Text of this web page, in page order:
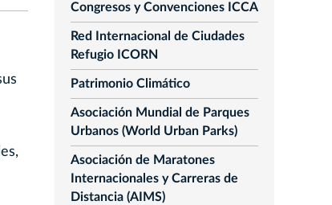
Congresos y Convenciones ICCA
Red Internacional de Ciudades
Refugio ICORN
Patrimonio Climático
Asociación Mundial de Parques
Urbanos (World Urban Parks)
Asociación de Maratones
Internacionales y Carreras de
Distancia (AIMS)